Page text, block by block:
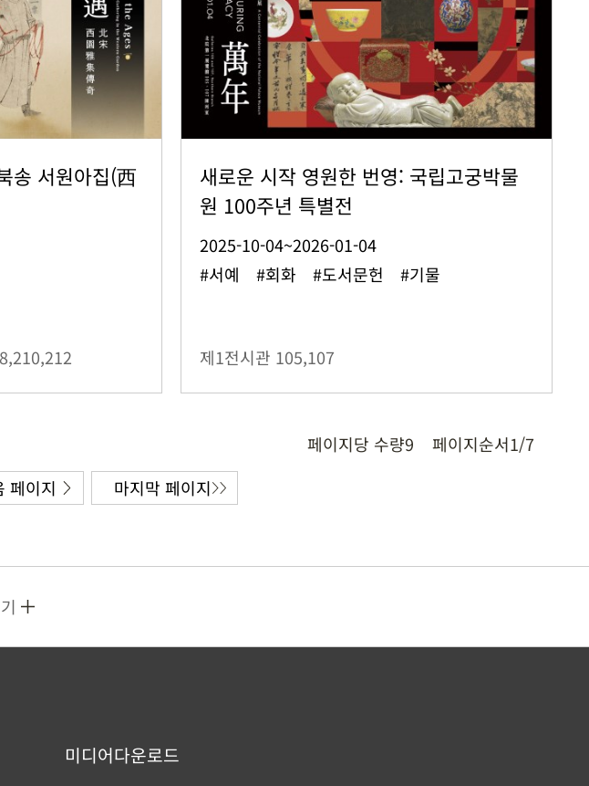
송 서원아집(西
새로운 시작 영원한 번영: 국립고궁박물
원 100주년 특별전
2025-10-04~2026-01-04
#서예 #회화 #도서문헌 #기물
제1전시관 105,107
페이지당 수량9 페이지순서1/7
페이지 마지막 페이지
미디어다운로드